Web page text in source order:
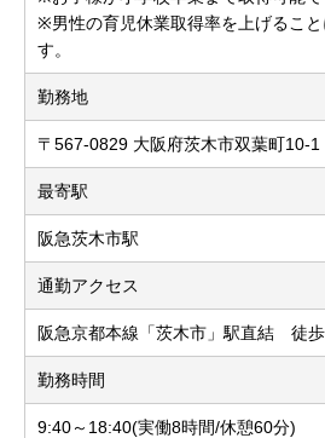
※男性の育児休業取得率を上げること
す。
勤務地
〒567-0829 大阪府茨木市双葉町10-
最寄駅
阪急茨木市駅
通勤アクセス
阪急京都本線「茨木市」駅直結 徒
勤務時間
9:40～18:40(実働8時間/休憩60分)